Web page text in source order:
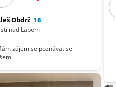
Obdrž 16
nad Labem
zájem se poznávat se